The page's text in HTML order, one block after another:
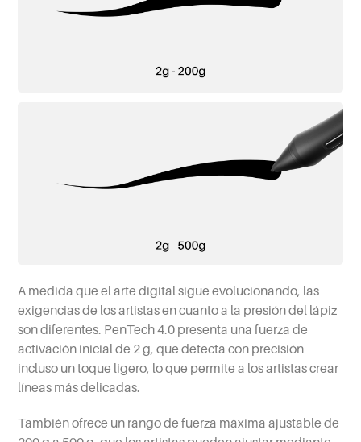
A medida que el arte digital sigue evolucionando, las
exigencias de los artistas en cuanto a la presión del lápiz
son diferentes. PenTech 4.0 presenta una fuerza de
activación inicial de 2 g, que detecta con precisión
incluso un toque ligero, lo que permite a los artistas crear
líneas más delicadas.
También ofrece un rango de fuerza máxima ajustable de